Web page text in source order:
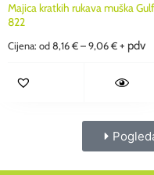
Majica kratkih rukava muška Gulf
822
Cijena: od 8,16 € – 9,06 € + pdv